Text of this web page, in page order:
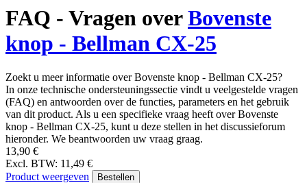
FAQ - Vragen overBovenste
knop - Bellman CX-25
Zoekt u meer informatie over Bovenste knop - Bellman CX-25?
In onze technische ondersteuningssectie vindt u veelgestelde vragen
(FAQ) en antwoorden over de functies, parameters en het gebruik
van dit product. Als u een specifieke vraag heeft over Bovenste
knop - Bellman CX-25, kunt u deze stellen in het discussieforum
hieronder. We beantwoorden uw vraag graag.
13,90 €
Excl. BTW: 11,49 €
Product weergeven
Bestellen